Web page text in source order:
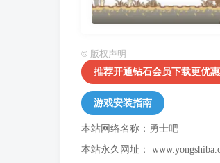
© 版权声明
推荐开通钻石会员下载更优惠
游戏安装指南
本站网络名称：勇士吧
本站永久网址：